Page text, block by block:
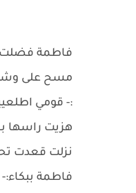
فاطمة فضلت
مسح على
:- قومي
هزيت راسها
نزلت قعدت
فاطمة